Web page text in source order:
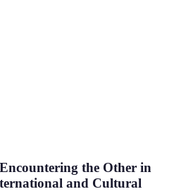
the Other in
and Cultural